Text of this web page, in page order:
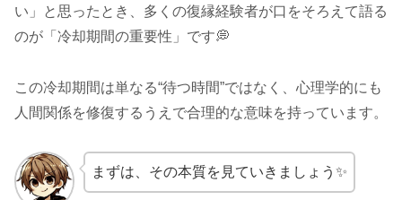
い」と思ったとき、多くの復縁経験者が口をそろえて語る
のが「冷却期間の重要性」です💭
この冷却期間は単なる“待つ時間”ではなく、心理学的にも
人間関係を修復するうえで合理的な意味を持っています。
まずは、その本質を見ていきましょう✨